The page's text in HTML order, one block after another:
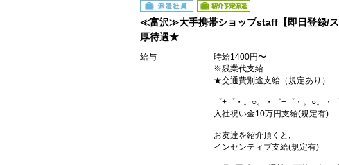
派遣社員 紹介予定派遣
≪富沢≫大手携帯ショップstaff【即日登録/ス
厚待遇★
給与
時給1400円〜
※残業代支給
★交通費別途支給（規定あり）
゜+゜・。○。・゜+゜・。○。・
入社祝い金10万円支給(規定有)
お友達を紹介頂くと,
インセンティブ支給(規定有)